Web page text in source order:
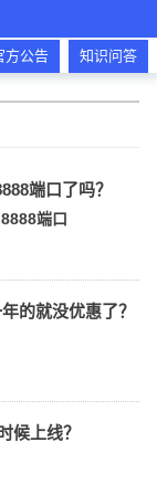
方公告 知识问答
端口了吗？
8888端口
的就没优惠了？
候上线？